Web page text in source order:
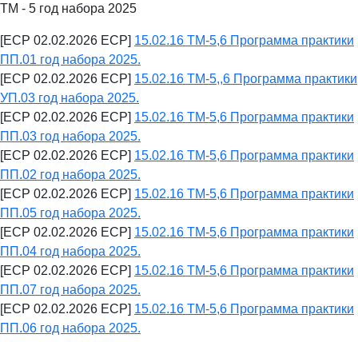
ТМ - 5 год набора 2025
[ECP 02.02.2026 ECP] 15.02.16 ТМ-5,6 Программа практики
ПП.01 год набора 2025.
[ECP 02.02.2026 ECP] 15.02.16 ТМ-5,,6 Программа практики
УП.03 год набора 2025.
[ECP 02.02.2026 ECP] 15.02.16 ТМ-5,6 Программа практики
ПП.03 год набора 2025.
[ECP 02.02.2026 ECP] 15.02.16 ТМ-5,6 Программа практики
ПП.02 год набора 2025.
[ECP 02.02.2026 ECP] 15.02.16 ТМ-5,6 Программа практики
ПП.05 год набора 2025.
[ECP 02.02.2026 ECP] 15.02.16 ТМ-5,6 Программа практики
ПП.04 год набора 2025.
[ECP 02.02.2026 ECP] 15.02.16 ТМ-5,6 Программа практики
ПП.07 год набора 2025.
[ECP 02.02.2026 ECP] 15.02.16 ТМ-5,6 Программа практики
ПП.06 год набора 2025.